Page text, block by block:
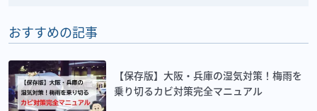
おすすめの記事
【保存版】大阪・兵庫の湿気対策！梅雨を
乗り切るカビ対策完全マニュアル